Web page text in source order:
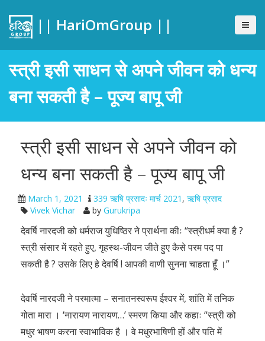
|| HariOmGroup ||
स्त्री इसी साधन से अपने जीवन को धन्य
बना सकती है – पूज्य बापू जी
स्त्री इसी साधन से अपने जीवन को
धन्य बना सकती है – पूज्य बापू जी
March 1, 2021 339 ऋषि प्रसादः मार्च 2021 , ऋषि प्रसाद
Vivek Vichar
by Gurukripa
देवर्षि नारदजी को धर्मराज युधिष्ठिर ने प्रार्थना कीः “स्त्रीधर्म क्या है ?
स्त्री संसार में रहते हुए, गृहस्थ-जीवन जीते हुए कैसे परम पद पा
सकती है ? उसके लिए हे देवर्षि ! आपकी वाणी सुनना चाहता हूँ ।”
देवर्षि नारदजी ने परमात्मा – सनातनस्वरूप ईश्वर में, शांति में तनिक
गोता मारा । ‘नारायण नारायण…’ स्मरण किया और कहाः “स्त्री को
मधुर भाषण करना स्वाभाविक है । वे मधुरभाषिणी हों और पति में